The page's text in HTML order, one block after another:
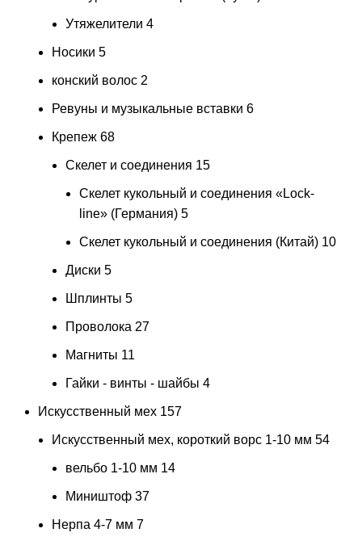
Утяжелители 4
Носики 5
конский волос 2
Ревуны и музыкальные вставки 6
Крепеж 68
Скелет и соединения 15
Скелет кукольный и соединения «Lock-
line» (Германия) 5
Скелет кукольный и соединения (Китай) 10
Диски 5
Шплинты 5
Проволока 27
Магниты 11
Гайки - винты - шайбы 4
Искусственный мех 157
Искусственный мех, короткий ворс 1-10 мм 54
вельбо 1-10 мм 14
Миништоф 37
Нерпа 4-7 мм 7